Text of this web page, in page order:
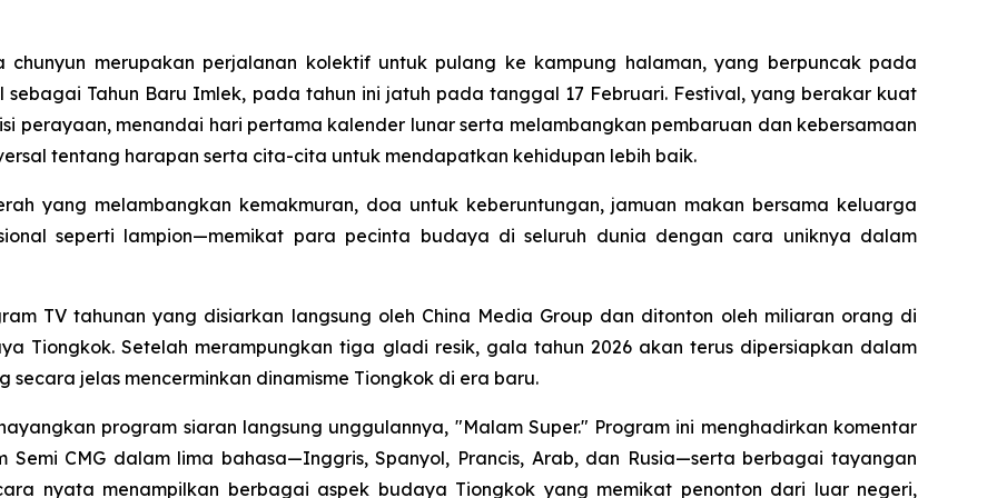
chunyun merupakan perjalanan kolektif untuk pulang ke kampung halaman, yang berpuncak pada
sebagai Tahun Baru Imlek, pada tahun ini jatuh pada tanggal 17 Februari. Festival, yang berakar kuat
perayaan, menandai hari pertama kalender lunar serta melambangkan pembaruan dan kebersamaan
tentang harapan serta cita-cita untuk mendapatkan kehidupan lebih baik.
yang melambangkan kemakmuran, doa untuk keberuntungan, jamuan makan bersama keluarga
seperti lampion—memikat para pecinta budaya di seluruh dunia dengan cara uniknya dalam
TV tahunan yang disiarkan langsung oleh China Media Group dan ditonton oleh miliaran orang di
Tiongkok. Setelah merampungkan tiga gladi resik, gala tahun 2026 akan terus dipersiapkan dalam
secara jelas mencerminkan dinamisme Tiongkok di era baru.
program siaran langsung unggulannya, "Malam Super." Program ini menghadirkan komentar
CMG dalam lima bahasa—Inggris, Spanyol, Prancis, Arab, dan Rusia—serta berbagai tayangan
nyata menampilkan berbagai aspek budaya Tiongkok yang memikat penonton dari luar negeri,